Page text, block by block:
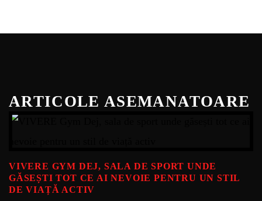
ARTICOLE ASEMANATOARE
VIVERE GYM DEJ, SALA DE SPORT UNDE
GĂSEȘTI TOT CE AI NEVOIE PENTRU UN STIL
DE VIAȚĂ ACTIV